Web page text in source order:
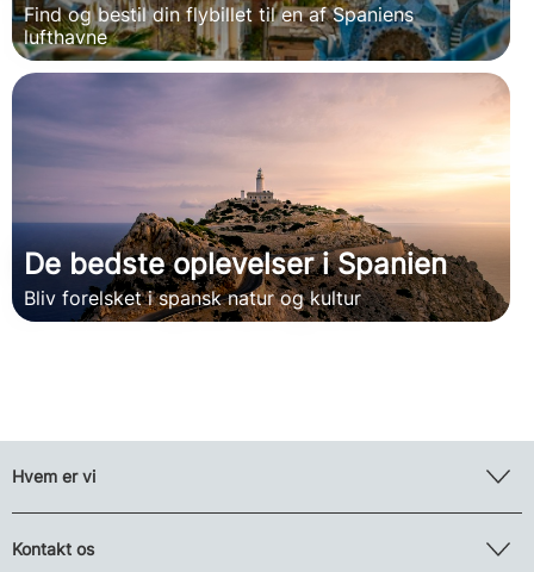
Find og bestil din flybillet til en af Spaniens
lufthavne
De bedste oplevelser i Spanien
Bliv forelsket i spansk natur og kultur
Hvem er vi
Kontakt os